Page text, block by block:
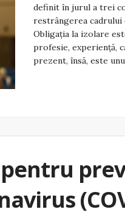
definit în jurul a trei
restrângerea cadrului
Obligația la izolare
profesie, experiență,
prezent, însă, este